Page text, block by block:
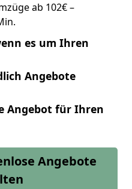
ab 102€ –
es um Ihren
Angebote
Angebot für Ihren
Angebote